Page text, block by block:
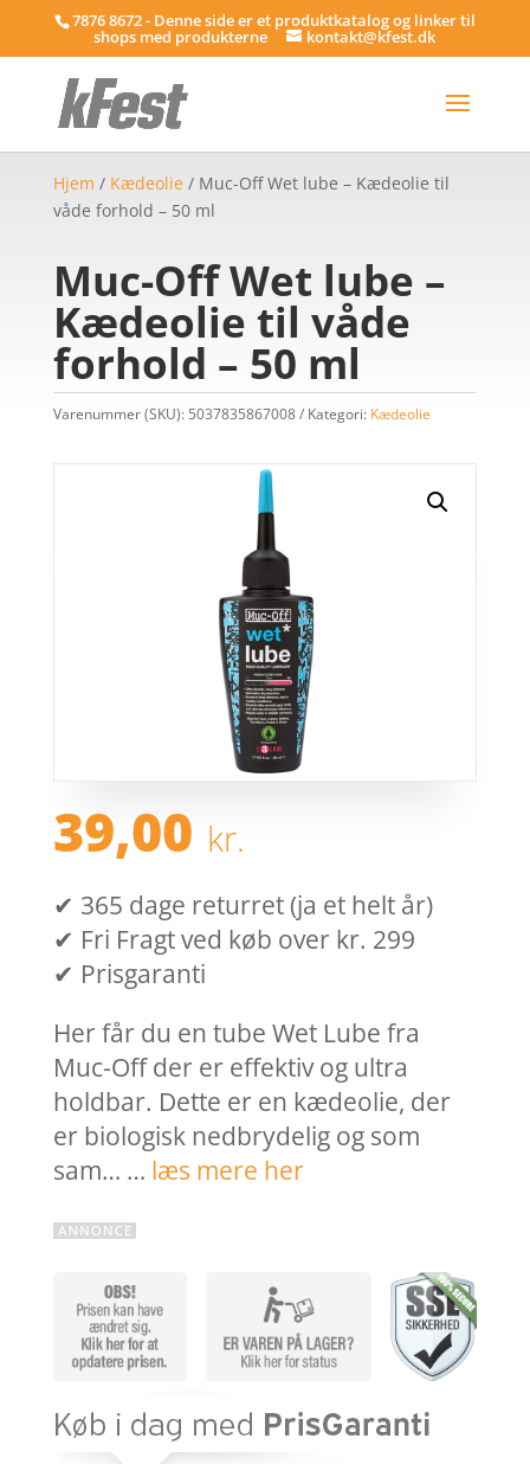
7876 8672 - Denne side er et produktkatalog og linker til
shops med produkterne kontakt@kfest.dk
Hjem / Kædeolie / Muc-Off Wet lube – Kædeolie til
våde forhold – 50 ml
Muc-Off Wet lube –
Kædeolie til våde
forhold – 50 ml
Varenummer (SKU): 5037835867008 Kategori: Kædeolie
39,00 kr.
✔ 365 dage returret (ja et helt år)
✔ Fri Fragt ved køb over kr. 299
✔ Prisgaranti
Her får du en tube Wet Lube fra
Muc-Off der er effektiv og ultra
holdbar. Dette er en kædeolie, der
er biologisk nedbrydelig og som
sam… … læs mere her